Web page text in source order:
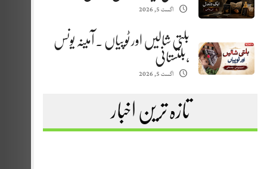
اگست 5, 2026
بلتی شالیں اور ٹوپیاں . آمینہ یونس
،بلتستانی
اگست 5, 2026
تازہ ترین اخبار